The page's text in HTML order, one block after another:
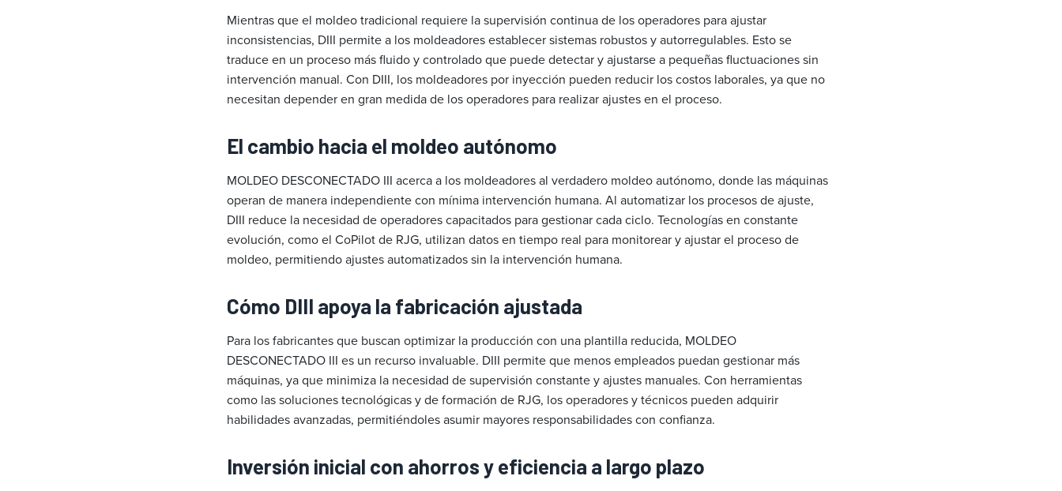
Mientras que el moldeo tradicional requiere la supervisión continua de los operadores para ajustar
inconsistencias, DIII permite a los moldeadores establecer sistemas robustos y autorregulables. Esto se
traduce en un proceso más fluido y controlado que puede detectar y ajustarse a pequeñas fluctuaciones sin
intervención manual. Con DIII, los moldeadores por inyección pueden reducir los costos laborales, ya que no
necesitan depender en gran medida de los operadores para realizar ajustes en el proceso.
El cambio hacia el moldeo autónomo
MOLDEO DESCONECTADO III acerca a los moldeadores al verdadero moldeo autónomo, donde las máquinas
operan de manera independiente con mínima intervención humana. Al automatizar los procesos de ajuste,
DIII reduce la necesidad de operadores capacitados para gestionar cada ciclo. Tecnologías en constante
evolución, como el CoPilot de RJG, utilizan datos en tiempo real para monitorear y ajustar el proceso de
moldeo, permitiendo ajustes automatizados sin la intervención humana.
Cómo DIII apoya la fabricación ajustada
Para los fabricantes que buscan optimizar la producción con una plantilla reducida, MOLDEO
DESCONECTADO III es un recurso invaluable. DIII permite que menos empleados puedan gestionar más
máquinas, ya que minimiza la necesidad de supervisión constante y ajustes manuales. Con herramientas
como las soluciones tecnológicas y de formación de RJG, los operadores y técnicos pueden adquirir
habilidades avanzadas, permitiéndoles asumir mayores responsabilidades con confianza.
Inversión inicial con ahorros y eficiencia a largo plazo